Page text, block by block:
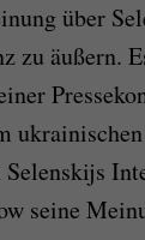
über
zu äußern.
seine